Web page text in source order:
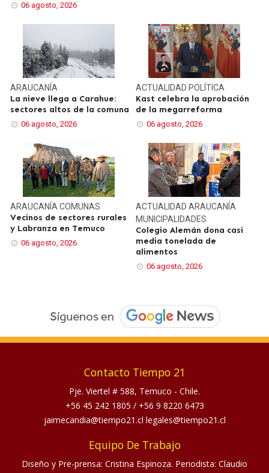
06 agosto, 2026
ARAUCANÍA
La nieve llega a Carahue:
sectores altos de la comuna
06 agosto, 2026
ACTUALIDAD POLÍTICA
Kast celebra la aprobación
de la megarreforma
06 agosto, 2026
ARAUCANÍACOMUNAS
Vecinos de sectores rurales
y Labranza en Temuco
06 agosto, 2026
ACTUALIDAD ARAUCANÍA
MUNICIPALIDADES
Colegio Alemán dona casi
media tonelada de
alimentos
06 agosto, 2026
Contacto Tiempo 21
Pje. Viertel # 588, Temuco - Chile.
+56 45 242 1805 / +56 9 8220 6473
jaimecandia@tiempo21.cl legales@tiempo21.cl
Equipo De Trabajo
Diseño y Pre-prensa: Cristina Espinoza. Periodista: Claudio